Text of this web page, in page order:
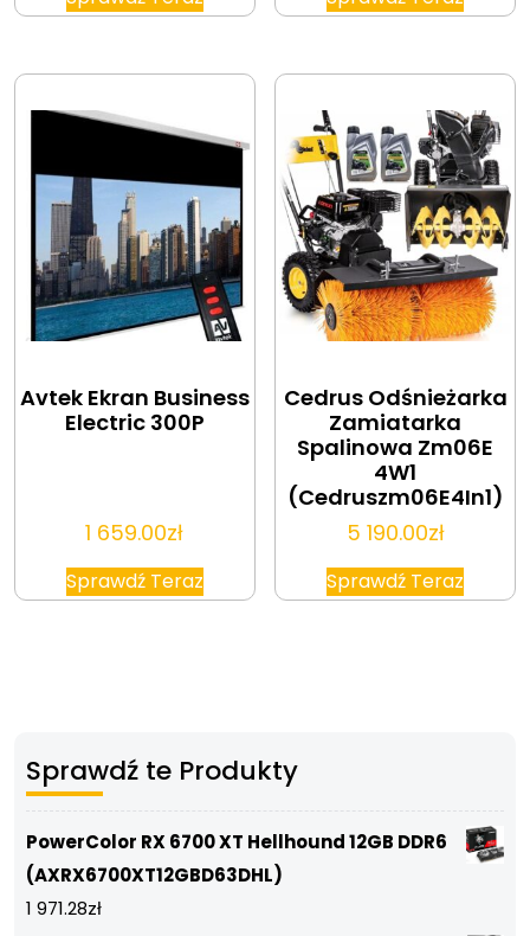
Avtek Ekran Business
Electric 300P
1 659.00zł
Sprawdź Teraz
Cedrus Odśnieżarka
Zamiatarka
Spalinowa Zm06E
4W1
(Cedruszm06E4In1)
5 190.00zł
Sprawdź Teraz
Sprawdź te Produkty
PowerColor RX 6700 XT Hellhound 12GB DDR6
(AXRX6700XT12GBD63DHL)
1 971.28zł